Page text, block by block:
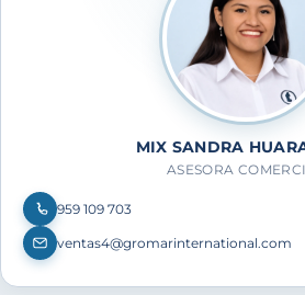
MIX SANDRA
ASESORA
959 109 703
ventas4@gromarinternational.com